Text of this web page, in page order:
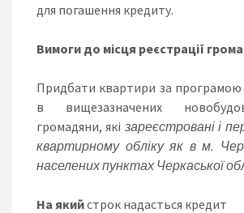
для погашення кредиту.
Вимоги до місця реєстрації
Придбати квартири за програмою
в вищезазначених
громадяни, які зареєстровані і
квартирному обліку як в м.
населених пунктах Черкаської
На якийстрок надасться кредит